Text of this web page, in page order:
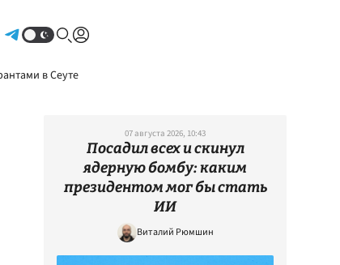
в Сеуте
07 августа 2026, 10:43
Посадил всех и скинул
ядерную бомбу: каким
президентом мог бы стать
ИИ
Виталий Рюмшин